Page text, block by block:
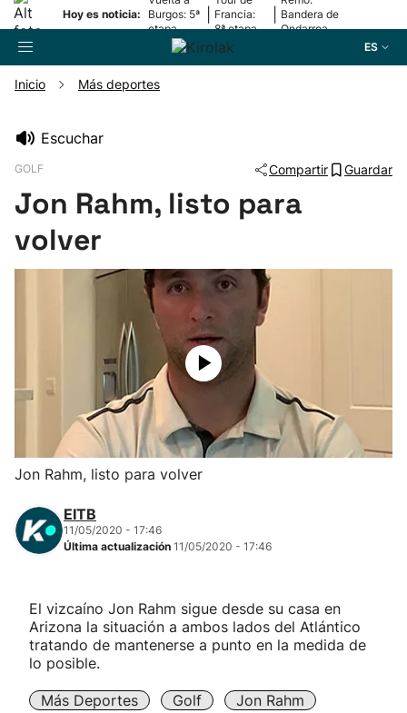
Hoy es noticia:
Burgos: 5ª
etapa
Francia:
8ª etapa
Bandera de
Ondarroa
ES
Pelota
Ciclismo
Herri-kirolak
Balonmano
Kirolak 360
Carreras de montaña
Inicio Más deportes
Escuchar
GOLF Compartir Guardar
Jon Rahm, listo para
volver
Jon Rahm, listo para volver
EITB
11/05/2020 - 17:46
Última actualización 11/05/2020 - 17:46
El vizcaíno Jon Rahm sigue desde su casa en
Arizona la situación a ambos lados del Atlántico
tratando de mantenerse a punto en la medida de
lo posible.
Más Deportes Golf Jon Rahm